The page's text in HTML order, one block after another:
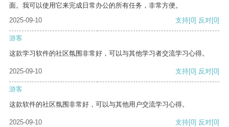
面。我可以使用它来完成日常办公的所有任务，非常方便。
2025-09-10
支持[0] 反对[0]
游客
这款学习软件的社区氛围非常好，可以与其他学习者交流学习心得。
2025-09-10 支持[0] 反对[0]
游客
这款软件的社区氛围非常好，可以与其他用户交流学习心得。
2025-09-10 支持[0] 反对[0]